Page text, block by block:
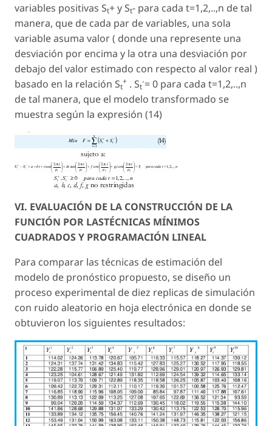
variables positivas St+ y St- para cada t=1,2,..,n de tal
manera, que de cada par de variables, una sola
variable asuma valor ( donde una represente una
desviación por encima y la otra una desviación por
debajo del valor estimado con respecto al valor real )
basado en la relación St
+ . St
-= 0 para cada t=1,2,..,n
de tal manera, que el modelo transformado se
muestra según la expresión (14)
VI. EVALUACIÓN DE LA CONSTRUCCIÓN DE LA
FUNCIÓN POR LASTÉCNICAS MÍNIMOS
CUADRADOS Y PROGRAMACIÓN LINEAL
Para comparar las técnicas de estimación del
modelo de pronóstico propuesto, se diseño un
proceso experimental de diez replicas de simulación
con ruido aleatorio en hoja electrónica en donde se
obtuvieron los siguientes resultados: